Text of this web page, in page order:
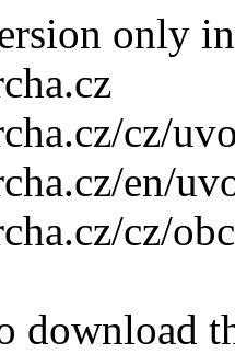
only
cz/
en/
cz/
download